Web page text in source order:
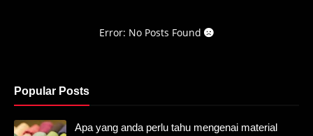
Error: No Posts Found
Popular Posts
Apa yang anda perlu tahu mengenai material